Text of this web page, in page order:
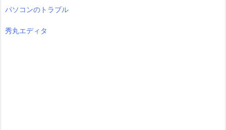
パソコンのトラブル
秀丸エディタ